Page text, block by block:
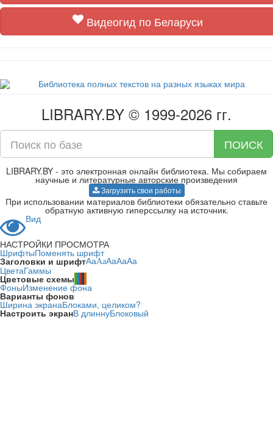
Видеогид по Беларуси
LIBRARY.BY © 1999-2026 гг.
ПОИСК
LIBRARY.BY - это электронная онлайн библиотека. Мы собираем
научные и литературные авторские произведения
Загрузить свои работы
При использовании материалов библиотеки обязательно ставьте
обратную активную гиперссылку на источник.
Вид
НАСТРОЙКИ ПРОСМОТРА
ШрифтыПоменять шрифт
Заголовки и шрифтAaAaAaAaAa
ЦветаГаммы
Цветовые схемы
ФоныИзменение фона
Варианты фонов
Ширина экранаБлоками, целиком?
Настроить экранВ длиннуБлоковый